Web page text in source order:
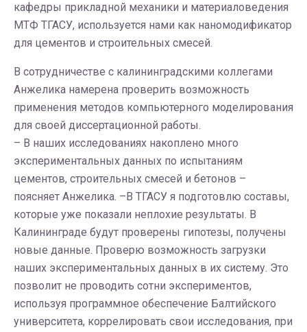
кафедры прикладной механики и материаловедения
МТФ ТГАСУ, используется нами как наномодификатор
для цементов и строительных смесей.
В сотрудничестве с калининградскими коллегами
Анжелика намерена проверить возможность
применения методов компьютерного моделирования
для своей диссертационной работы.
– В наших исследованиях накоплено много
экспериментальных данных по испытаниям
цементов, строительных смесей и бетонов –
поясняет Анжелика. –В ТГАСУ я подготовлю составы,
которые уже показали неплохие результаты. В
Калининграде будут проверены гипотезы, получены
новые данные. Проверю возможность загрузки
наших экспериментальных данных в их систему. Это
позволит не проводить сотни экспериментов,
используя программное обеспечение Балтийского
университета, коррелировать свои исследования, при